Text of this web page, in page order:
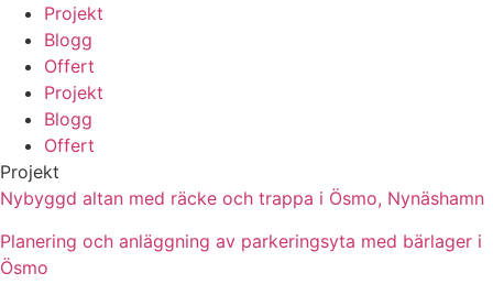
Projekt
Blogg
Offert
Projekt
Blogg
Offert
Projekt
Nybyggd altan med räcke och trappa i Ösmo, Nynäshamn
Planering och anläggning av parkeringsyta med bärlager i
Ösmo